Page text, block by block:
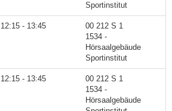
Sportinstitut
12:15 - 13:45
00 212 S 1
1534 -
Hörsaalgebäude
Sportinstitut
12:15 - 13:45
00 212 S 1
1534 -
Hörsaalgebäude